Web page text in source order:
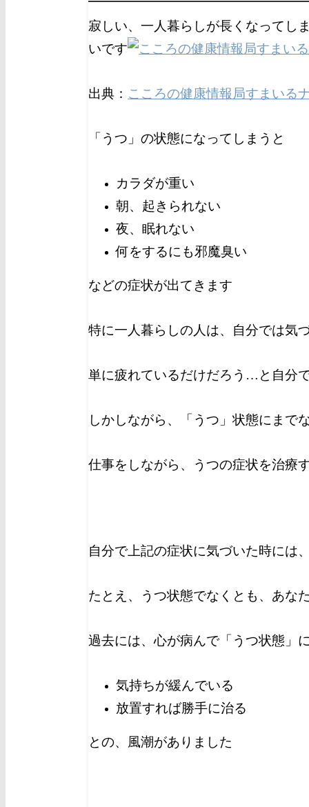
寂しい、一人暮らしが長くなってし
いです
出典： こころの健康情報局すまいる
「うつ」の状態になってしまうと
カラダが重い
朝、起きられない
夜、眠れない
何をするにも邪魔臭い
などの症状が出てきます
特に一人暮らしの人は、自分では気
単に疲れているだけだろう…と自分
しかしながら、「うつ」状態にまで
仕事をしながら、うつの症状を治療
自分で上記の症状に気づいた時には
たとえ、うつ状態でなくとも、あな
過去には、心が病んで「うつ状態」
気持ちが緩んでいる
放置すれば勝手に治る
との、風潮がありました